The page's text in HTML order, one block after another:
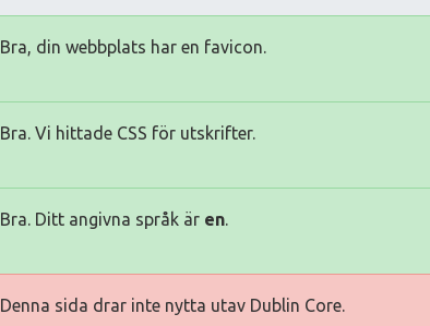
Bra, din webbplats har en favicon.
Bra. Vi hittade CSS för utskrifter.
Bra. Ditt angivna språk är en.
Denna sida drar inte nytta utav Dublin Core.